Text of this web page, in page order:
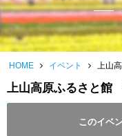
HOME イベント 上山
上山高原ふるさと館
このイベ
開催時間 : 13:30 ～ 16:00